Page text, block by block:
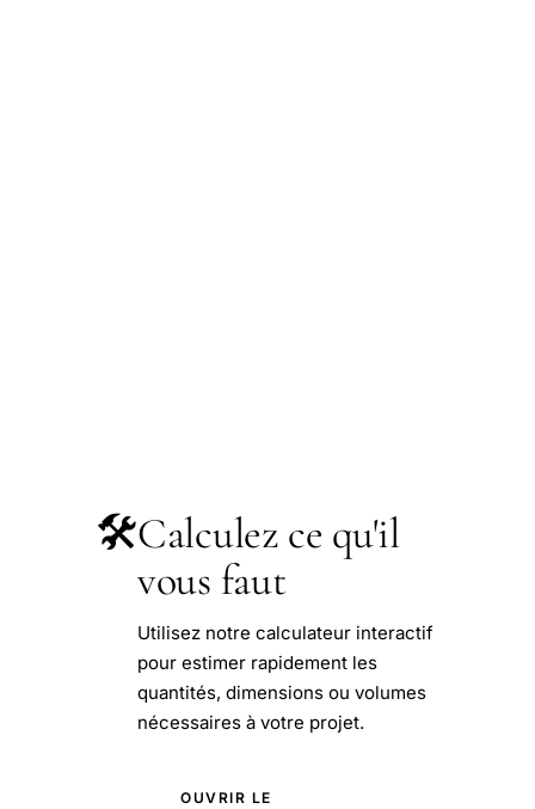
🛠️Calculez ce qu'il
vous faut
Utilisez notre calculateur interactif
pour estimer rapidement les
quantités, dimensions ou volumes
nécessaires à votre projet.
OUVRIR LE